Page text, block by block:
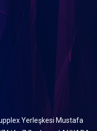
Yerleşkesi Mustafa